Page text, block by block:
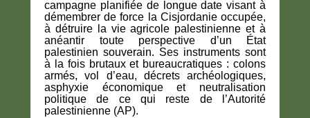
campagne planifiée de longue date visant à
démembrer de force la Cisjordanie occupée,
à détruire la vie agricole palestinienne et à
anéantir toute perspective d’un État
palestinien souverain. Ses instruments sont
à la fois brutaux et bureaucratiques : colons
armés, vol d’eau, décrets archéologiques,
asphyxie économique et neutralisation
politique de ce qui reste de l’Autorité
palestinienne (AP).